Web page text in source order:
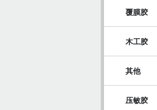
覆膜胶
木工胶
其他
压敏胶